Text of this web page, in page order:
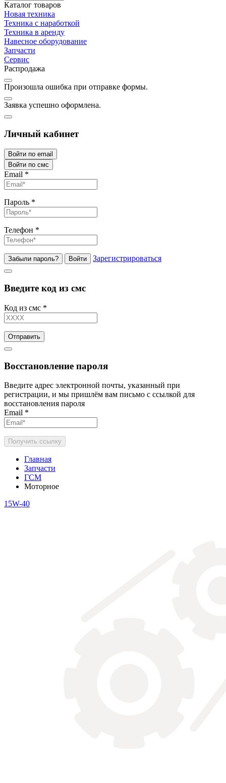
Каталог товаров
Новая техника
Техника с наработкой
Техника в аренду
Навесное оборудование
Запчасти
Сервис
Распродажа
Произошла ошибка при отправке формы.
Заявка успешно оформлена.
Личный кабинет
Войти по email
Войти по смс
Email *
Пароль *
Телефон *
Забыли пароль? Войти Зарегистрироваться
Введите код из смс
Код из смс *
Отправить
Восстановление пароля
Введите адрес электронной почты, указанный при
регистрации, и мы пришлём вам письмо с ссылкой для
восстановления пароля
Email *
Получить ссылку
Главная
Запчасти
ГСМ
Моторное
15W-40